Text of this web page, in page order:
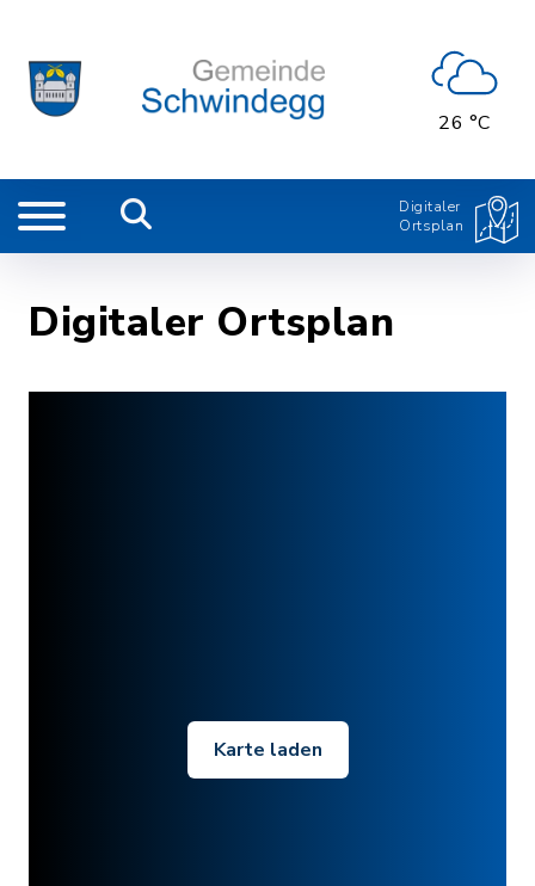
26 °C
Digitaler
Ortsplan
Digitaler Ortsplan
Karte laden